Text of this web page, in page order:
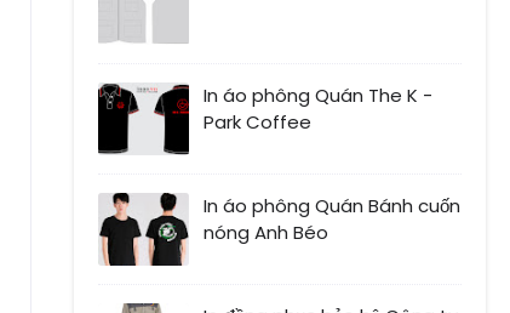
In áo phông Quán The K -
Park Coffee
In áo phông Quán Bánh cuốn
nóng Anh Béo